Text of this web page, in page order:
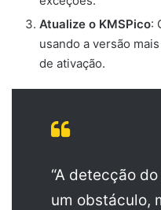
Atualize o KMSPico:
usando a versão
de ativação.
“A detecção
um obstáculo,